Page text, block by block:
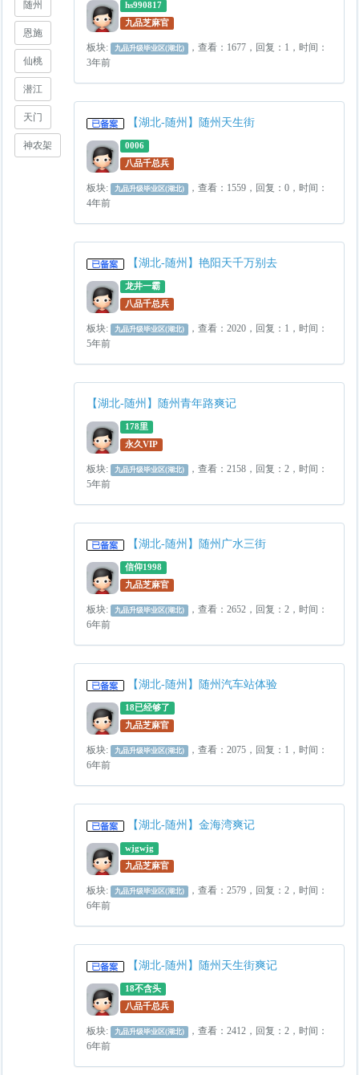
随州
恩施
仙桃
潜江
天门
神农架
hs990817
九品芝麻官
板块: 九品升级毕业区(湖北)
，查看：1677，回复：1，时间：
3年前
【湖北-随州】随州天生街
0006
八品千总兵
板块: 九品升级毕业区(湖北)
，查看：1559，回复：0，时间：
4年前
【湖北-随州】艳阳天千万别去
龙井一霸
八品千总兵
板块: 九品升级毕业区(湖北)
，查看：2020，回复：1，时间：
5年前
【湖北-随州】随州青年路爽记
178里
永久VIP
板块: 九品升级毕业区(湖北)
，查看：2158，回复：2，时间：
5年前
【湖北-随州】随州广水三街
信仰1998
九品芝麻官
板块: 九品升级毕业区(湖北)
，查看：2652，回复：2，时间：
6年前
【湖北-随州】随州汽车站体验
18已经够了
九品芝麻官
板块: 九品升级毕业区(湖北)
，查看：2075，回复：1，时间：
6年前
【湖北-随州】金海湾爽记
wjgwjg
九品芝麻官
板块: 九品升级毕业区(湖北)
，查看：2579，回复：2，时间：
6年前
【湖北-随州】随州天生街爽记
18不含头
八品千总兵
板块: 九品升级毕业区(湖北)
，查看：2412，回复：2，时间：
6年前